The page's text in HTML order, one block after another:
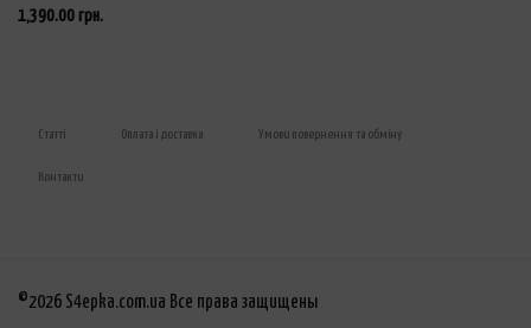
1,390.00 грн.
Статті Оплата і доставка Умови повернення та обміну
Контакти
©2026 S4epka.com.ua Все права защищены